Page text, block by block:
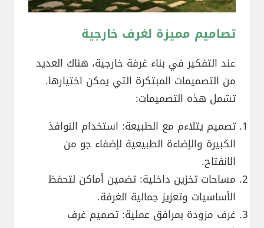
تصاميم مميزة لغرف خارجية
عند التفكير في بناء غرفة خارجية، هناك العديد
من التصميمات المبتكرة التي يمكن اختيارها.
تشمل هذه التصميمات:
تصميم يتلاءم مع الطبيعة: استخدام النوافذ
الكبيرة والإضاءة الطبيعية لإضفاء جو من
الانفتاح.
مساحات تخزين داخلية: تضمين أماكن لتحفظ
الأساسيات وتعزيز جمالية الغرفة.
غرف مزودة بمرافق عملية: تصميم غرف